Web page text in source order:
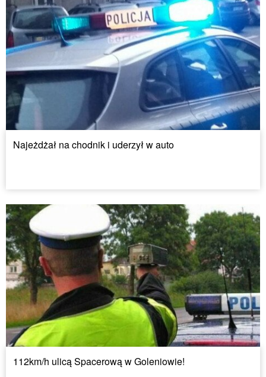
Najeżdżał na chodnik i uderzył w auto
112km/h ulicą Spacerową w Goleniowie!